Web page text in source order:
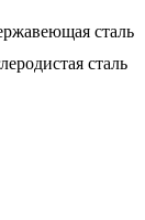
сталь
сталь